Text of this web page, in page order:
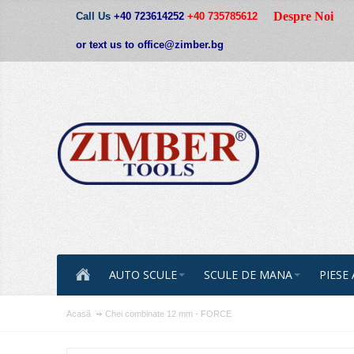
Call Us +40 723614252 +40 735785612
or text us to office@zimber.bg
Despre Noi
AUTO SCULE SCULE DE MANA
Acasă Chei combinate 12 mm - FORCE